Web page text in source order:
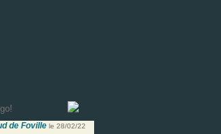
de Foville le 28/02/22